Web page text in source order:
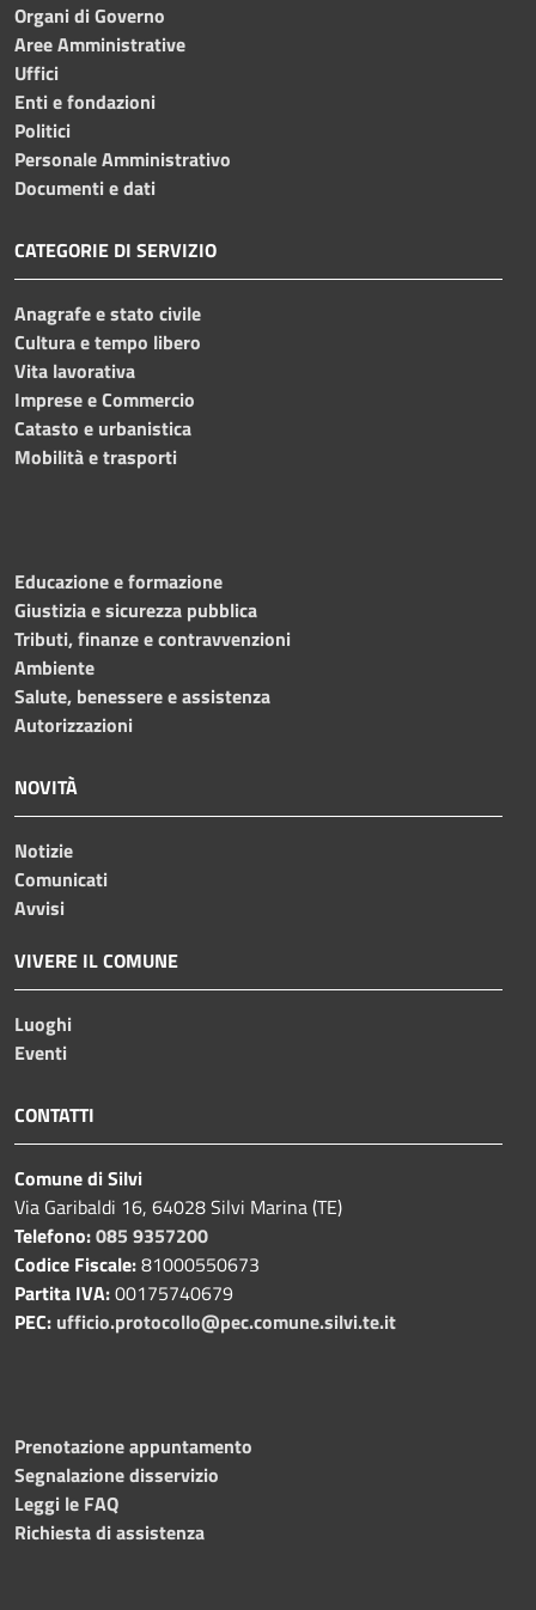
Organi di Governo
Aree Amministrative
Uffici
Enti e fondazioni
Politici
Personale Amministrativo
Documenti e dati
CATEGORIE DI SERVIZIO
Anagrafe e stato civile
Cultura e tempo libero
Vita lavorativa
Imprese e Commercio
Catasto e urbanistica
Mobilità e trasporti
Educazione e formazione
Giustizia e sicurezza pubblica
Tributi, finanze e contravvenzioni
Ambiente
Salute, benessere e assistenza
Autorizzazioni
NOVITÀ
Notizie
Comunicati
Avvisi
VIVERE IL COMUNE
Luoghi
Eventi
CONTATTI
Comune di Silvi
Via Garibaldi 16, 64028 Silvi Marina (TE)
Telefono:085 9357200
Codice Fiscale:81000550673
Partita IVA:00175740679
PEC: ufficio.protocollo@pec.comune.silvi.te.it
Prenotazione appuntamento
Segnalazione disservizio
Leggi le FAQ
Richiesta di assistenza